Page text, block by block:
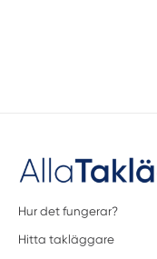
Hur det fungerar?
Hitta takläggare